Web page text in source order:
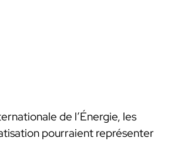
de l’Énergie, les
pourraient représenter